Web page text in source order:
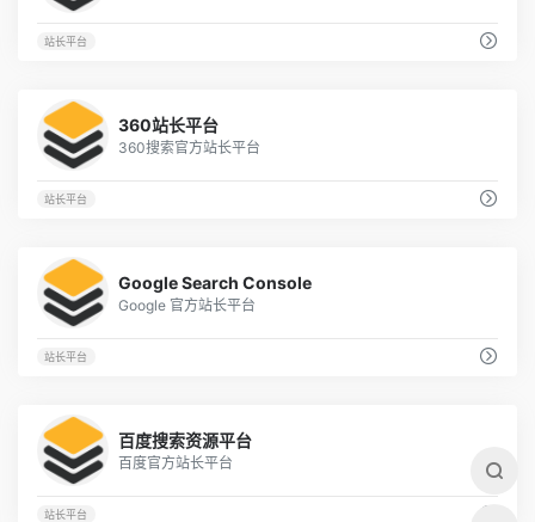
站长平台
360站长平台
360搜索官方站长平台
站长平台
Google Search Console
Google 官方站长平台
站长平台
百度搜索资源平台
百度官方站长平台
站长平台